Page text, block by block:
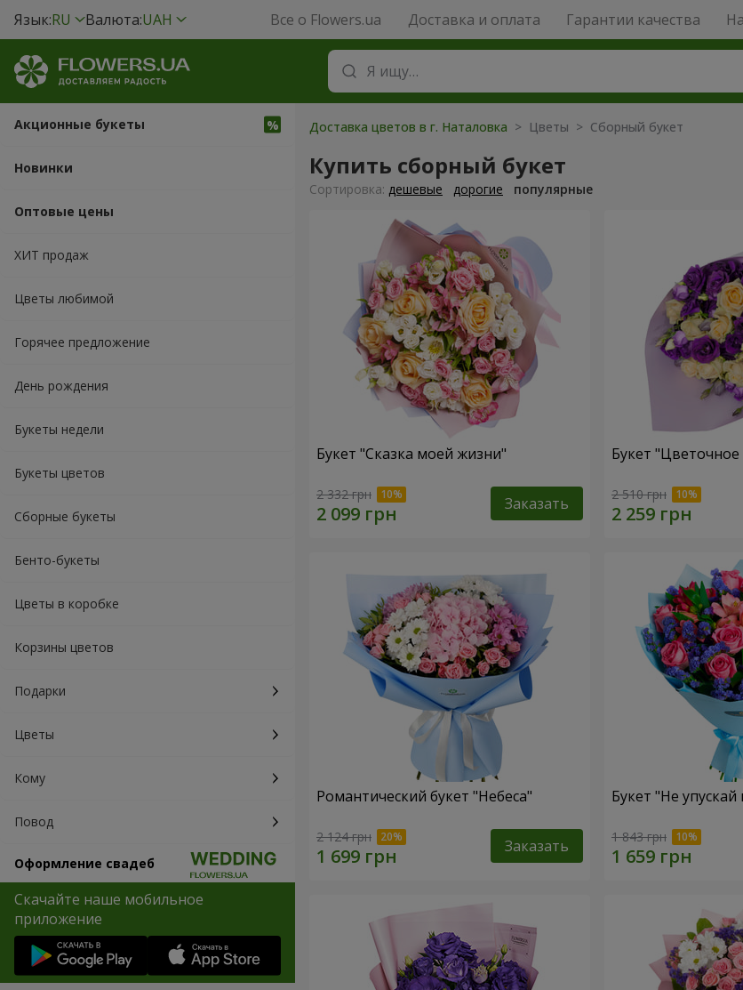
Язык:RU Валюта:UAH Все о Flowers.ua Доставка и оплата Гарантии качества
Акционные букеты
Новинки
Оптовые цены
ХИТ продаж
Цветы любимой
Горячее предложение
День рождения
Букеты недели
Букеты цветов
Сборные букеты
Бенто-букеты
Цветы в коробке
Корзины цветов
Подарки
Цветы
Кому
Повод
Оформление свадеб
Скачайте наше мобильное
приложение
Доставка цветов в г. Наталовка > Цветы > Сборный букет
Купить сборный букет
Cортировка: дешевые дорогие популярные
Букет "Сказка моей жизни"
2 332 грн Заказать
Букет
2 510 грн
Романтический букет "Небеса"
2 124 грн Заказать
Букет "Не упускай
1 843 грн